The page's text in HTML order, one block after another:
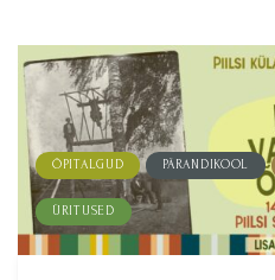
ÕPITALGUD PÄRANDIKOOL
ÜRITUSED